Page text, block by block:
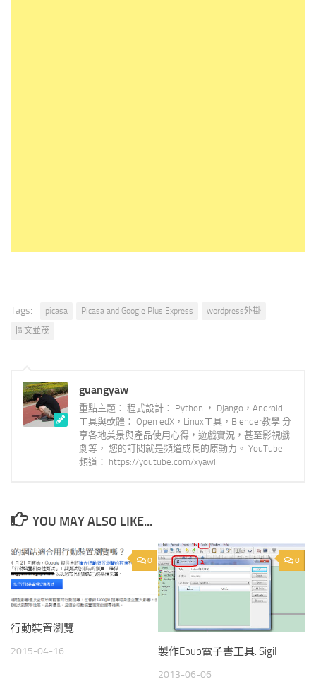
Tags: picasa Picasa and Google Plus Express
wordpress外掛
圖文並茂
guangyaw
重點主題： 程式設計： Python ， Django，Android
工具與軟體： Open edX，Linux工具，Blender教學 分
享各地美景與產品使用心得，遊戲實況，甚至影視戲
劇等， 您的訂閱就是頻道成長的原動力。 YouTube
頻道： https://youtube.com/xyawli
YOU MAY ALSO LIKE...
0
行動裝置瀏覽
2015-04-16
0
製作Epub電子書工具: Sigil
2013-06-06